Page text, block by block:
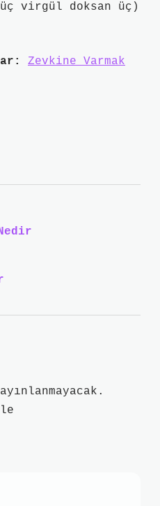
virgül doksan üç)
Zevkine Varmak